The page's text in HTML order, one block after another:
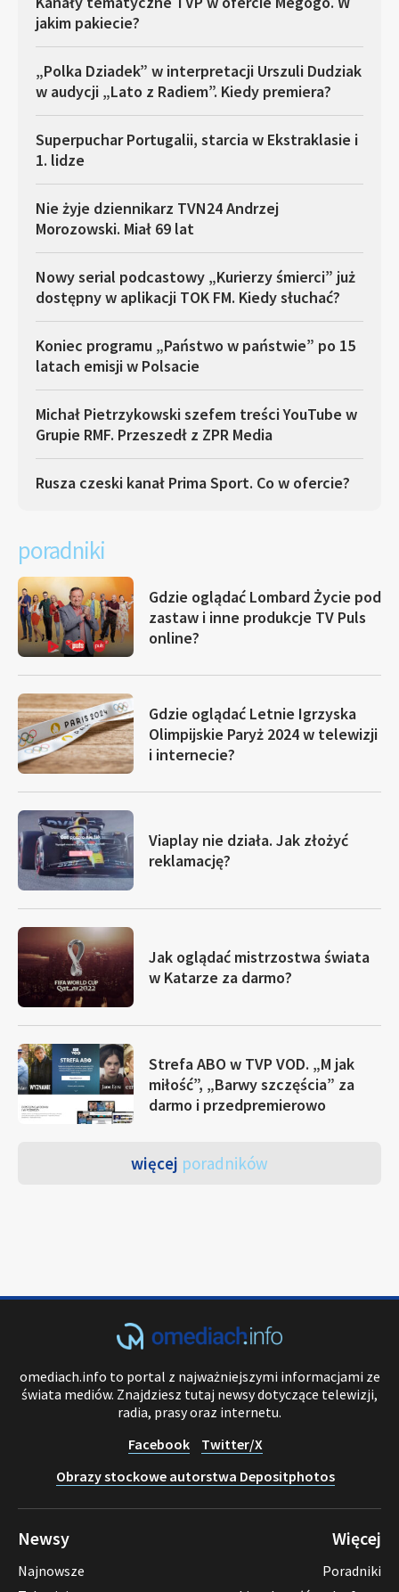
jakim pakiecie?
„Polka Dziadek” w interpretacji Urszuli Dudziak
w audycji „Lato z Radiem”. Kiedy premiera?
Superpuchar Portugalii, starcia w Ekstraklasie i
1. lidze
Nie żyje dziennikarz TVN24 Andrzej
Morozowski. Miał 69 lat
Nowy serial podcastowy „Kurierzy śmierci” już
dostępny w aplikacji TOK FM. Kiedy słuchać?
Koniec programu „Państwo w państwie” po 15
latach emisji w Polsacie
Michał Pietrzykowski szefem treści YouTube w
Grupie RMF. Przeszedł z ZPR Media
Rusza czeski kanał Prima Sport. Co w ofercie?
poradniki
Gdzie oglądać Lombard Życie pod
zastaw i inne produkcje TV Puls
online?
Gdzie oglądać Letnie Igrzyska
Olimpijskie Paryż 2024 w telewizji
i internecie?
Viaplay nie działa. Jak złożyć
reklamację?
Jak oglądać mistrzostwa świata
w Katarze za darmo?
Strefa ABO w TVP VOD. „M jak
miłość”, „Barwy szczęścia” za
darmo i przedpremierowo
więcej poradników
omediach.info to portal z najważniejszymi informacjami ze
świata mediów. Znajdziesz tutaj newsy dotyczące telewizji,
radia, prasy oraz internetu.
Facebook
Twitter/X
Obrazy stockowe autorstwa Depositphotos
Newsy
Najnowsze
Więcej
Poradniki